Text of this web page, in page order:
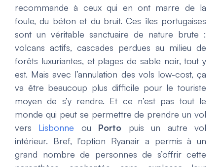
recommande à ceux qui en ont marre de la
foule, du béton et du bruit. Ces îles portugaises
sont un véritable sanctuaire de nature brute :
volcans actifs, cascades perdues au milieu de
forêts luxuriantes, et plages de sable noir, tout y
est. Mais avec l’annulation des vols low-cost, ça
va être beaucoup plus difficile pour le touriste
moyen de s’y rendre. Et ce n’est pas tout le
monde qui peut se permettre de prendre un vol
vers Lisbonne ou Porto puis un autre vol
intérieur. Bref, l’option Ryanair a permis à un
grand nombre de personnes de s’offrir cette